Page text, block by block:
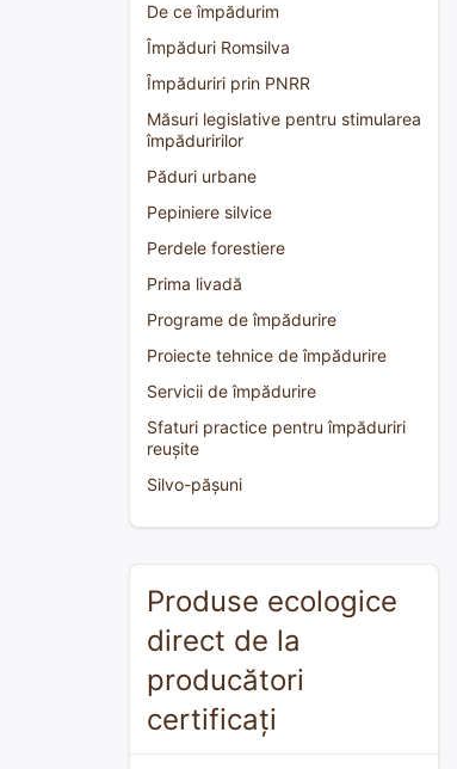
De ce împădurim
Împăduri Romsilva
Împăduriri prin PNRR
Măsuri legislative pentru stimularea
împăduririlor
Păduri urbane
Pepiniere silvice
Perdele forestiere
Prima livadă
Programe de împădurire
Proiecte tehnice de împădurire
Servicii de împădurire
Sfaturi practice pentru împăduriri
reușite
Silvo-pășuni
Produse ecologice
direct de la
producători
certificați